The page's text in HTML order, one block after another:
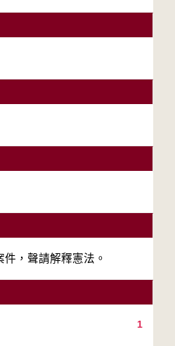
，聲請解釋憲法。
1